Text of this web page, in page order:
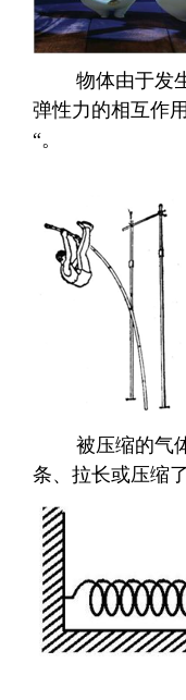
物体由于发
弹性力的相互作
“。
被压缩的气
条、拉长或压缩